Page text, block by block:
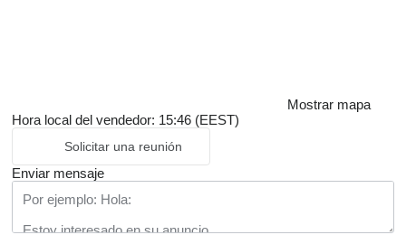
Mostrar mapa
Hora local del vendedor: 15:46 (EEST)
Solicitar una reunión
Enviar mensaje